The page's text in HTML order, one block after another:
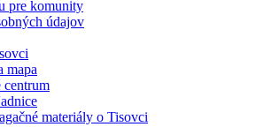
pre komunity
údajov
mapa
centrum
materiály o Tisovci